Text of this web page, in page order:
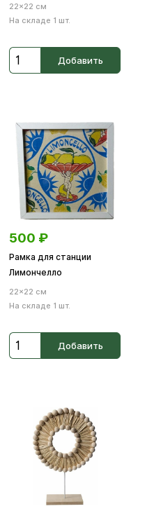
22×22 см
На складе 1 шт.
Добавить
500 ₽
Рамка для станции
Лимончелло
22×22 см
На складе 1 шт.
Добавить